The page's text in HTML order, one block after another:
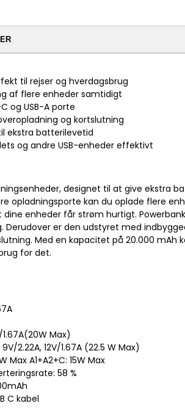
til rejser og hverdagsbrug
af flere enheder samtidigt
og USB-A porte
og kortslutning
ekstra batterilevetid
og andre USB-enheder effektivt
designet til at give ekstra
opladningsporte kan du oplade flere
dine enheder får strøm hurtigt.
Derudover er den udstyret med
Med en kapacitet på 20.000 mAh
for det.
1.67A(20W Max)
2.22A, 12V/1.67A (22.5 W Max)
Max A1+A2+C: 15W Max
58 %
C kabel